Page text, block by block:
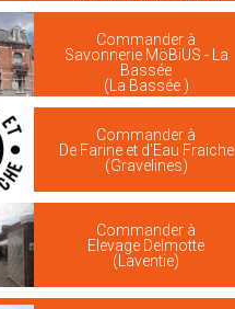
Commander à
Savonnerie MöBiUS - La
Bassée
(La Bassée )
Commander à
De Farine et d'Eau Fraiche
(Gravelines)
Commander à
Elevage Delmotte
(Laventie)